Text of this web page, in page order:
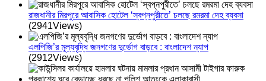
রাজধানীর মিরপুরে আবাসিক হোটেল ‘স্বপ্নপুরীতে’ চলছে রমরমা দেহ ব্যবসা
(2941Views)
এলপিজি’র মূল্যবৃদ্ধি জনগণের দুর্ভোগ বাড়বে : বাংলাদেশ ন্যাপ
(2912Views)